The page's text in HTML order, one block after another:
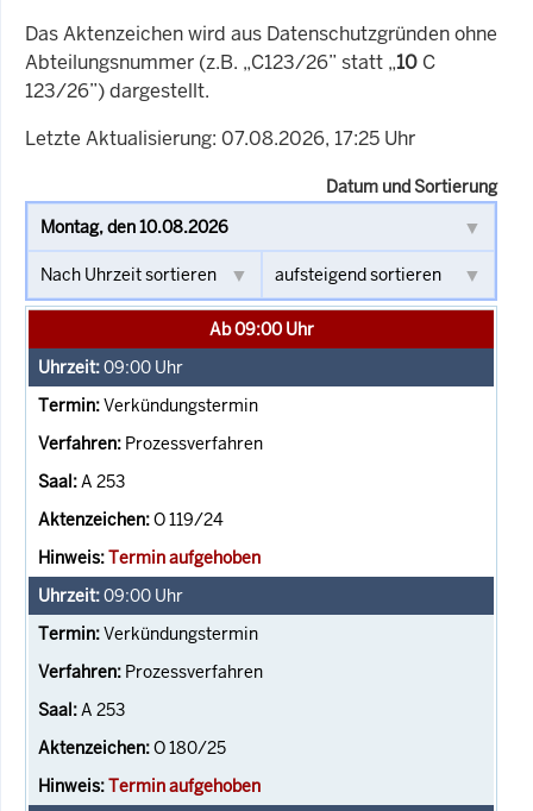
Das Aktenzeichen wird aus Datenschutzgründen ohne
Abteilungsnummer (z.B. „C123/26” statt „10 C
123/26”) dargestellt.
Letzte Aktualisierung: 07.08.2026, 17:25 Uhr
Datum und Sortierung
Ab 09:00 Uhr
09:00 Uhr
Verkündungstermin
Prozessverfahren
A 253
O 119/24
Termin aufgehoben
09:00 Uhr
Verkündungstermin
Prozessverfahren
A 253
O 180/25
Termin aufgehoben